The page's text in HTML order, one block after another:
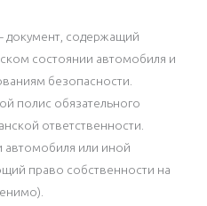
документ, содержащий
состоянии автомобиля и
безопасности.
полис обязательного
ответственности.
автомобиля или иной
право собственности на